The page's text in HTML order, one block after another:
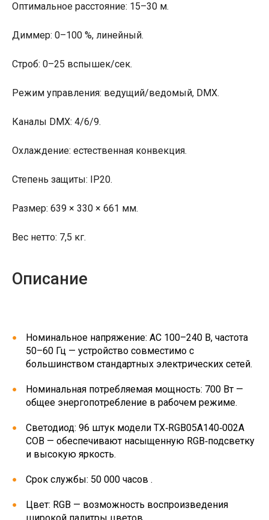
Оптимальное расстояние: 15–30 м.
Диммер: 0–100 %, линейный.
Строб: 0–25 вспышек/сек.
Режим управления: ведущий/ведомый, DMX.
Каналы DMX: 4/6/9.
Охлаждение: естественная конвекция.
Степень защиты: IP20.
Размер: 639 × 330 × 661 мм.
Вес нетто: 7,5 кг.
Описание
Номинальное напряжение: AC 100–240 В, частота
50–60 Гц — устройство совместимо с
большинством стандартных электрических сетей.
Номинальная потребляемая мощность: 700 Вт —
общее энергопотребление в рабочем режиме.
Светодиод: 96 штук модели TX‑RGB05A140‑002A
COB — обеспечивают насыщенную RGB‑подсветку
и высокую яркость.
Срок службы: 50 000 часов .
Цвет: RGB — возможность воспроизведения